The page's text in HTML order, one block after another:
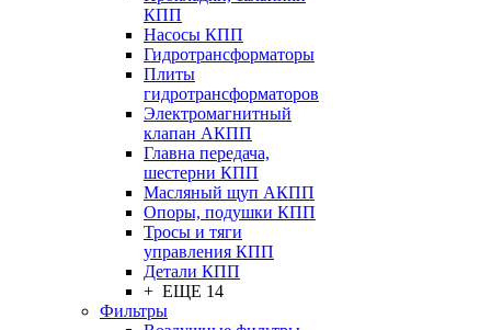
КПП
Насосы КПП
Гидротрансформаторы
Плиты
гидротрансформаторов
Электромагнитный
клапан АКПП
Главна передача,
шестерни КПП
Масляный щуп АКПП
Опоры, подушки КПП
Тросы и тяги
управления КПП
Детали КПП
+ ЕЩЕ 14
Фильтры